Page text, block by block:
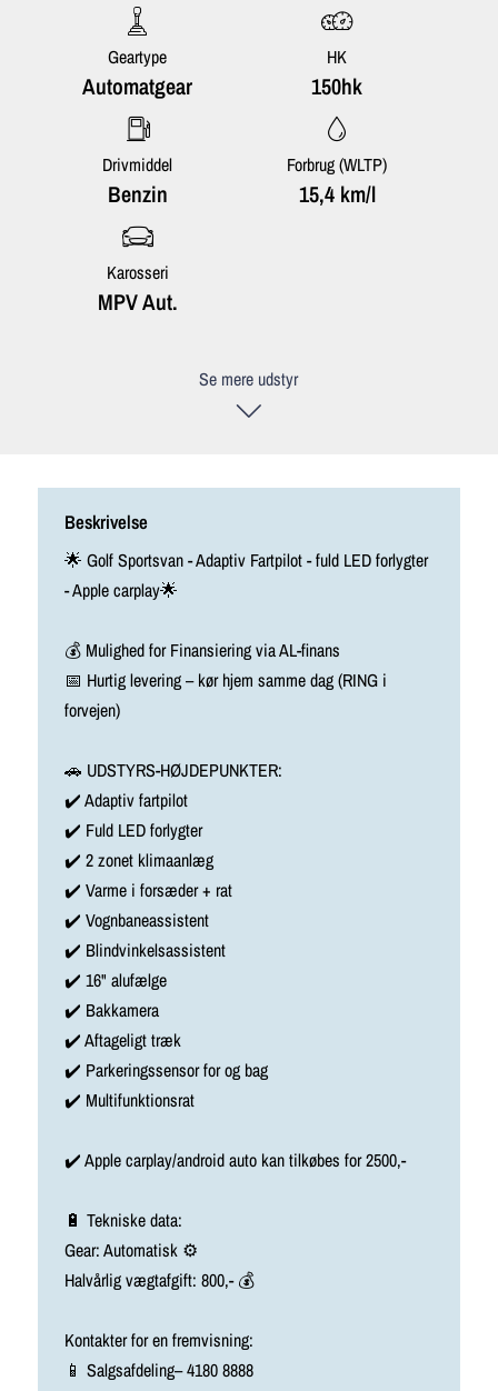
Geartype
Automatgear
HK
150hk
Drivmiddel
Benzin
Forbrug (WLTP)
15,4 km/l
Karosseri
MPV Aut.
Se mere udstyr
Beskrivelse
🌟 Golf Sportsvan - Adaptiv Fartpilot - fuld LED forlygter
- Apple carplay🌟
💰 Mulighed for Finansiering via AL-finans
📅 Hurtig levering – kør hjem samme dag (RING i
forvejen)
🚗 UDSTYRS-HØJDEPUNKTER:
✔️ Adaptiv fartpilot
✔️ Fuld LED forlygter
✔️ 2 zonet klimaanlæg
✔️ Varme i forsæder + rat
✔️ Vognbaneassistent
✔️ Blindvinkelsassistent
✔️ 16" alufælge
✔️ Bakkamera
✔️ Aftageligt træk
✔️ Parkeringssensor for og bag
✔️ Multifunktionsrat
✔️ Apple carplay/android auto kan tilkøbes for 2500,-
🔋 Tekniske data:
Gear: Automatisk ⚙️
Halvårlig vægtafgift: 800,- 💰
Kontakter for en fremvisning:
📱 Salgsafdeling– 4180 8888